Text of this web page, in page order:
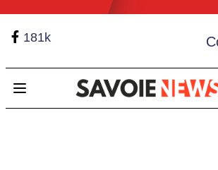
181k
Open main menu